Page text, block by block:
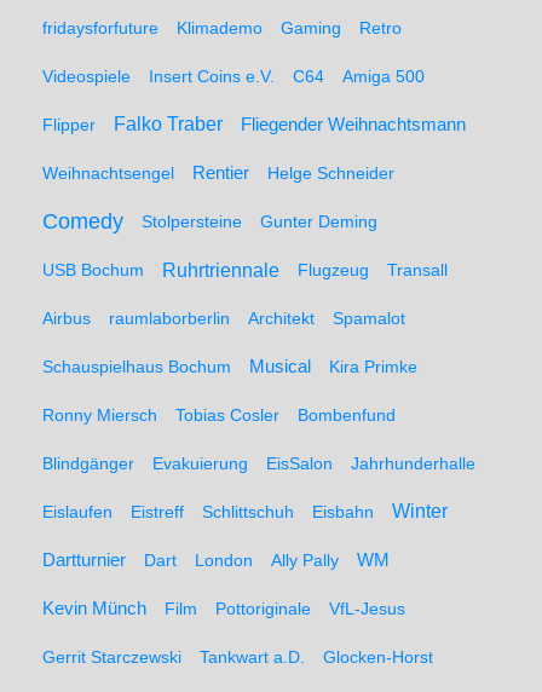
fridaysforfuture Klimademo Gaming Retro
Videospiele Insert Coins e.V. C64 Amiga 500
Flipper Falko Traber Fliegender Weihnachtsmann
Weihnachtsengel Rentier Helge Schneider
Comedy Stolpersteine Gunter Deming
USB Bochum Ruhrtriennale Flugzeug Transall
Airbus raumlaborberlin Architekt Spamalot
Schauspielhaus Bochum Musical Kira Primke
Ronny Miersch Tobias Cosler Bombenfund
Blindgänger Evakuierung EisSalon Jahrhunderhalle
Eislaufen Eistreff Schlittschuh Eisbahn Winter
Dartturnier Dart London Ally Pally WM
Kevin Münch Film Pottoriginale VfL-Jesus
Gerrit Starczewski Tankwart a.D. Glocken-Horst